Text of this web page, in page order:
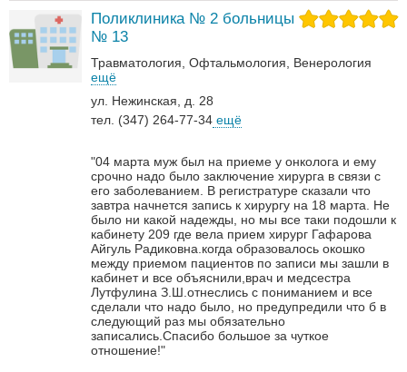
Поликлиника № 2 больницы
№ 13
Травматология Офтальмология
Венерология‎
ещё
ул. Нежинская, д. 28
тел. (347) 264-77-34 ещё
"04 марта муж был на приеме у онколога и ему
срочно надо было заключение хирурга в связи с
его заболеванием. В регистратуре сказали что
завтра начнется запись к хирургу на 18 марта. Не
было ни какой надежды, но мы все таки подошли к
кабинету 209 где вела прием хирург Гафарова
Айгуль Радиковна.когда образовалось окошко
между приемом пациентов по записи мы зашли в
кабинет и все объяснили,врач и медсестра
Лутфулина З.Ш.отнеслись с пониманием и все
сделали что надо было, но предупредили что б в
следующий раз мы обязательно
записались.Спасибо большое за чуткое
отношение!"